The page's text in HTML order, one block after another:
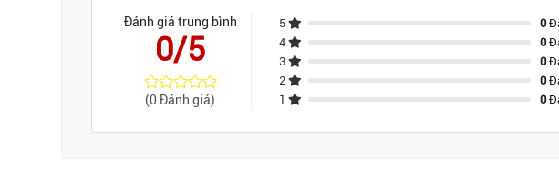
Đánh giá trung bình
0/5
(0 Đánh giá)
5 0
4
0
3
0
2
0
1
0